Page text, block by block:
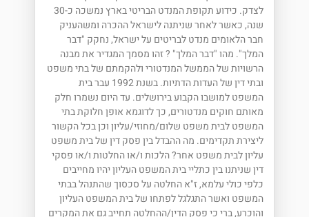
לצדק. כידוע תקופת המנדט הבריטי בארץ נמשכה כ-30
שנה, כאשר לאחר שניתנה לישראל ההכרה ומשהעניק
חבר הלאומים מנדט לבריטים על ישראל, נחקק "דבר
המלך". מהו "דבר המלך" ? זהו מסמך המגדיר את מבנה
הרשויות של הממשל המנדטורי ולהקמתם של בתי משפט
ובתי דין של העדות הדתיות. בשנת 1992 עבר בית
המשפט למושבו הקבוע בירושלים. עד היום נשמרו חלק
מאותם חוקים מנדטורים, כך לדוגמא אופן חלוקת בתי
המשפט לבית משפט שלום/מחוזי/עליון וכן בכל הקשור
ליצירת תקדימים. מה ההבדל בין פסק דין של בית משפט
עליון לבית משפט אחר? הלכות ו/או החלטות ו/או פסקי
דין שניתנו בין כתליי בית המשפט העליון יהיו מחייבים
כלפי כולי עלמא, ז"א החלטה על סכסוך שהתנהל בבתי
המשפט ואשר התגלגל לפתחו של בית המשפט העליון
והוכרע, ברי כי פסק הדין/ההחלטה תחייב גם את המקרים